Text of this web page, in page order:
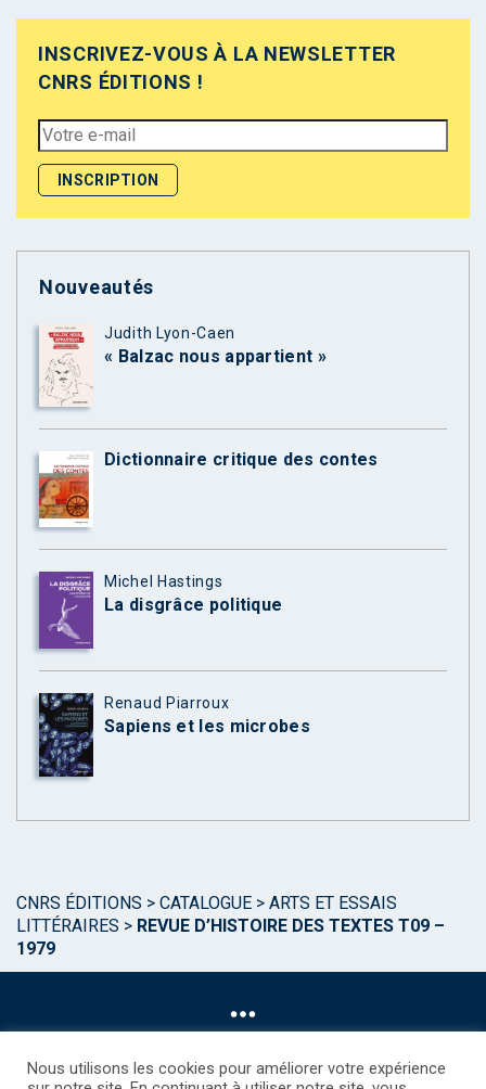
INSCRIVEZ-VOUS À LA NEWSLETTER
CNRS ÉDITIONS !
Nouveautés
Judith Lyon-Caen
« Balzac nous appartient »
Dictionnaire critique des contes
Michel Hastings
La disgrâce politique
Renaud Piarroux
Sapiens et les microbes
CNRS ÉDITIONS > CATALOGUE > ARTS ET ESSAIS
LITTÉRAIRES > REVUE D’HISTOIRE DES TEXTES T09 –
1979
Nous utilisons les cookies pour améliorer votre expérience